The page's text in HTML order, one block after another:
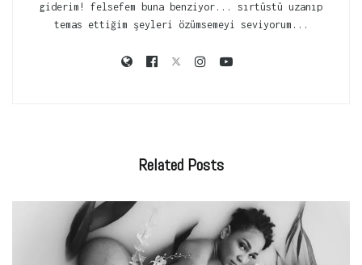
giderim! felsefem buna benziyor... sırtüstü uzanıp
temas ettiğim şeyleri özümsemeyi seviyorum...
Related Posts